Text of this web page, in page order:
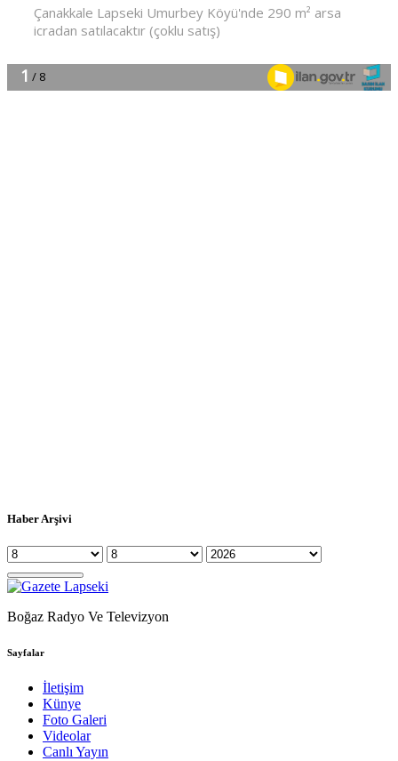
Haber Arşivi
Boğaz Radyo Ve Televizyon
Sayfalar
İletişim
Künye
Foto Galeri
Videolar
Canlı Yayın